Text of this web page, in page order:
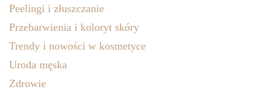
Peelingi i złuszczanie
Przebarwienia i koloryt skóry
Trendy i nowości w kosmetyce
Uroda męska
Zdrowie